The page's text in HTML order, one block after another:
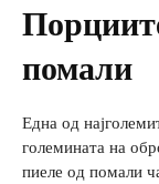
помали
Една од
големината на
пиеле од помали